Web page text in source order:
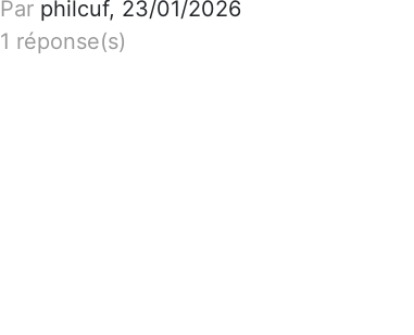
Par philcuf, 23/01/2026
1 réponse(s)